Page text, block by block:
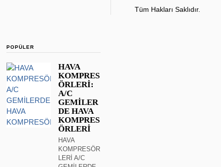
Tüm Hakları Saklıdır.
POPÜLER
HAVA
KOMPRES
ÖRLERİ:
A/C
GEMİLER
DE HAVA
KOMPRES
ÖRLERİ
HAVA
KOMPRESÖR
LERİ A/C